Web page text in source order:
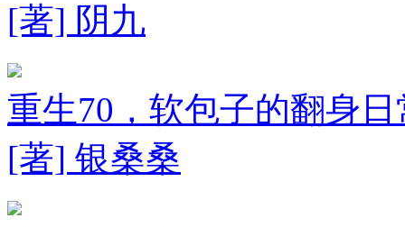
[著] 阴九
重生70，软包子的翻身日
[著] 银桑桑